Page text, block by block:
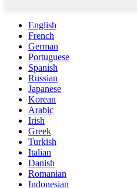
English
French
German
Portuguese
Spanish
Russian
Japanese
Korean
Arabic
Irish
Greek
Turkish
Italian
Danish
Romanian
Indonesian